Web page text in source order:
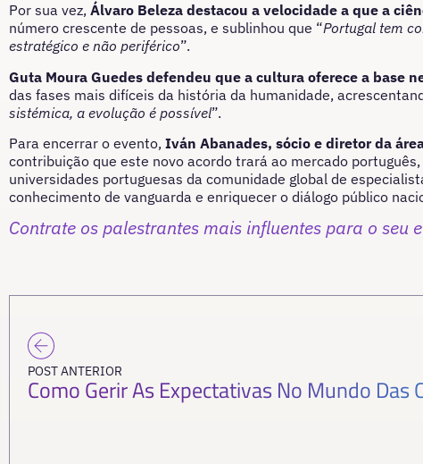
Por sua vez, Álvaro Beleza destacou a velocidade a que a
número crescente de pessoas, e sublinhou que “Portugal tem
estratégico e não periférico”.
Guta Moura Guedes defendeu que a cultura oferece a base
das fases mais difíceis da história da humanidade,
sistémica, a evolução é possível”.
Para encerrar o evento, Iván Abanades, sócio e diretor da
contribuição que este novo acordo trará ao mercado
universidades portuguesas da comunidade global de
conhecimento de vanguarda e enriquecer o diálogo público
Contrate os palestrantes mais influentes para o seu
POST ANTERIOR
Como Gerir As Expectativas No Mundo Das